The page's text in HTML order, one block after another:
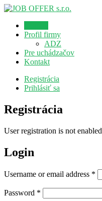
Profil firmy
ADZ
Pre uchádzačov
Kontakt
Registrácia
Prihlásiť sa
Registrácia
User registration is not enabled
Login
Username or email address *
Password *